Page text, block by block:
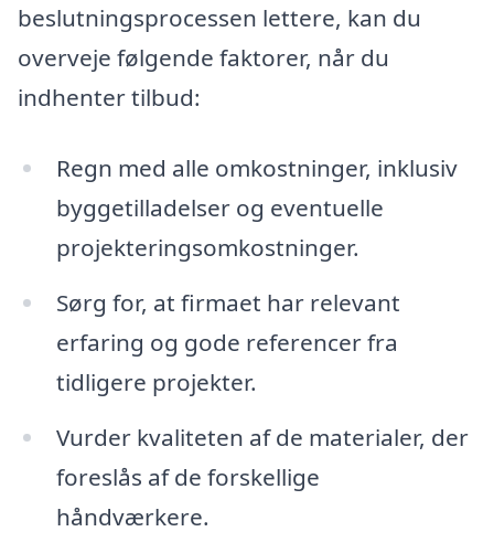
beslutningsprocessen lettere, kan du
overveje følgende faktorer, når du
indhenter tilbud:
Regn med alle omkostninger, inklusiv
byggetilladelser og eventuelle
projekteringsomkostninger.
Sørg for, at firmaet har relevant
erfaring og gode referencer fra
tidligere projekter.
Vurder kvaliteten af de materialer, der
foreslås af de forskellige
håndværkere.